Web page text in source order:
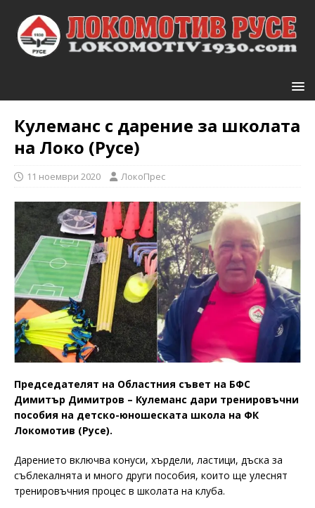
Кулеманс с дарение за школата
на Локо (Русе)
11 ноември 2020 ЛокоПрес
Председателят на Областния съвет на БФС
Димитър Димитров – Кулеманс дари тренировъчни
пособия на детско-юношеската школа на ФК
Локомотив (Русе).
Дарението включва конуси, хърдели, ластици, дъска за
съблекалнята и много други пособия, които ще улеснят
тренировъчния процес в школата на клуба.